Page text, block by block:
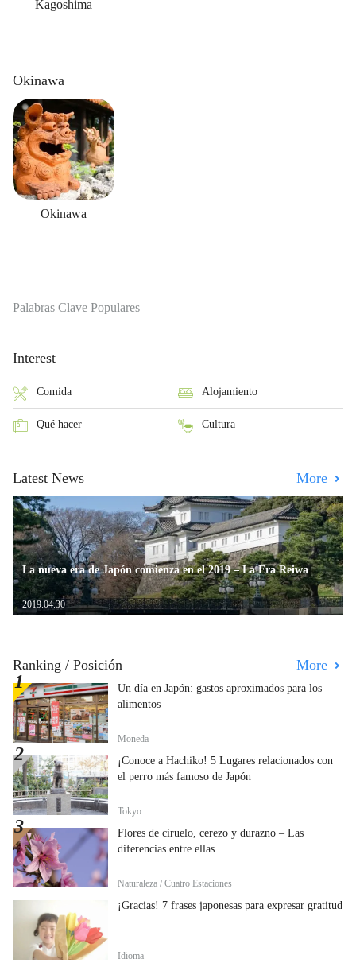
Kagoshima
Okinawa
Okinawa
Palabras Clave Populares
Interest
Comida Alojamiento
Qué hacer Cultura
Latest News More
La nueva era de Japón comienza en el 2019 – La Era Reiwa
2019.04.30
Ranking / Posición More
Un día en Japón: gastos aproximados para los
alimentos
Moneda
¡Conoce a Hachiko! 5 Lugares relacionados con
el perro más famoso de Japón
Tokyo
Flores de ciruelo, cerezo y durazno – Las
diferencias entre ellas
Naturaleza / Cuatro Estaciones
¡Gracias! 7 frases japonesas para expresar gratitud
Idioma